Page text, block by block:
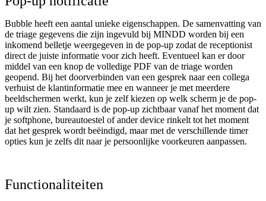
Bubble heeft een aantal unieke eigenschappen. De samenvatting van
de triage gegevens die zijn ingevuld bij MINDD worden bij een
inkomend belletje weergegeven in de pop-up zodat de receptionist
direct de juiste informatie voor zich heeft. Eventueel kan er door
middel van een knop de volledige PDF van de triage worden
geopend. Bij het doorverbinden van een gesprek naar een collega
verhuist de klantinformatie mee en wanneer je met meerdere
beeldschermen werkt, kun je zelf kiezen op welk scherm je de pop-
up wilt zien. Standaard is de pop-up zichtbaar vanaf het moment dat
je softphone, bureautoestel of ander device rinkelt tot het moment
dat het gesprek wordt beëindigd, maar met de verschillende timer
opties kun je zelfs dit naar je persoonlijke voorkeuren aanpassen.
Functionaliteiten